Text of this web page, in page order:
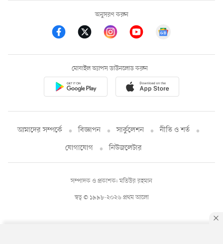
অনুসরণ করুন
মোবাইল অ্যাপস ডাউনলোড করুন
আমাদের সম্পর্কে বিজ্ঞাপন সার্কুলেশন
নীতি ও শর্ত
যোগাযোগ
নিউজলেটার
স্বত্ব © ১৯৯৮-২০২৬ প্রথম আলো
সম্পাদক ও প্রকাশক: মতিউর রহমান